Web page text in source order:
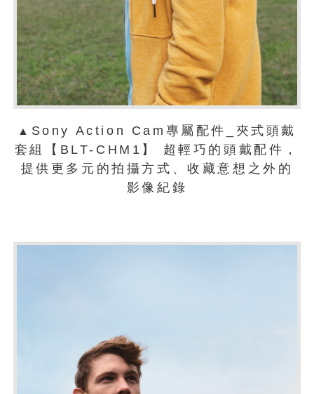
▲ Sony Action Cam專屬配件_夾式頭戴
套組【BLT-CHM1】 超輕巧的頭戴配件，
提供更多元的拍攝方式、收藏意想之外的
影像紀錄